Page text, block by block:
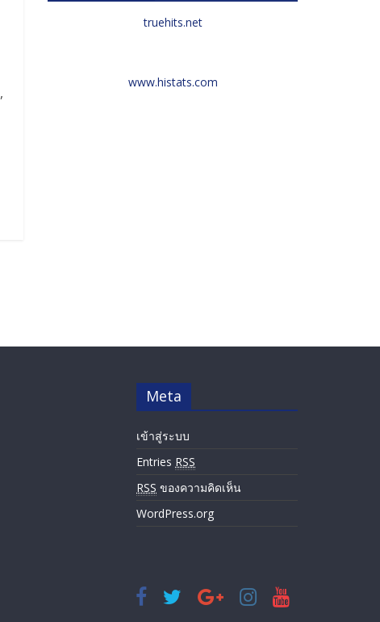
,
truehits.net
www.histats.com
Meta
เข้าสู่ระบบ
Entries RSS
RSS ของความคิดเห็น
WordPress.org